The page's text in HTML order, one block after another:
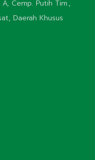
Cemp. Putih Tim.,
Daerah Khusus